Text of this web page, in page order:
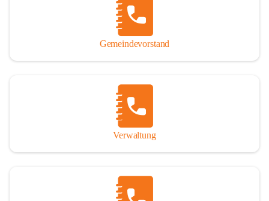
Gemeindevorstand
Verwaltung